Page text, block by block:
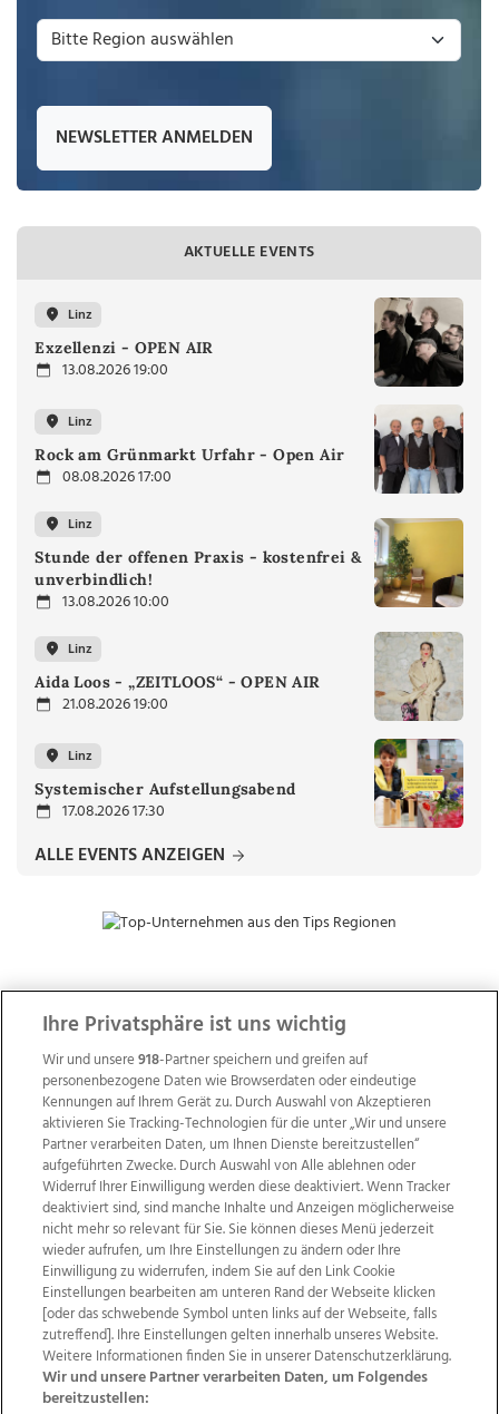
NEWSLETTER ANMELDEN
AKTUELLE EVENTS
Linz
Exzellenzi - OPEN AIR
13.08.2026 19:00
Linz
Rock am Grünmarkt Urfahr - Open Air
08.08.2026 17:00
Linz
Stunde der offenen Praxis - kostenfrei &
unverbindlich!
13.08.2026 10:00
Linz
Aida Loos - „ZEITLOOS“ - OPEN AIR
21.08.2026 19:00
Linz
Systemischer Aufstellungsabend
17.08.2026 17:30
ALLE EVENTS ANZEIGEN
ZUR NACHRICHTENÜBERSICHT
Wir über uns Mediadaten Kontakt
Jobs
Datenschutz
Impressum
AGB Anzeigekunden
AGB Website
Ehrenkodex Politische Werbung
Ihre Privatsphäre ist uns wichtig
Wir und unsere918-Partner speichern und greifen auf
personenbezogene Daten wie Browserdaten oder eindeutige
Kennungen auf Ihrem Gerät zu. Durch Auswahl von Akzeptieren
aktivieren Sie Tracking-Technologien für die unter „Wir und unsere
Partner verarbeiten Daten, um Ihnen Dienste bereitzustellen“
aufgeführten Zwecke. Durch Auswahl von Alle ablehnen oder
Widerruf Ihrer Einwilligung werden diese deaktiviert. Wenn Tracker
deaktiviert sind, sind manche Inhalte und Anzeigen möglicherweise
nicht mehr so relevant für Sie. Sie können dieses Menü jederzeit
wieder aufrufen, um Ihre Einstellungen zu ändern oder Ihre
Einwilligung zu widerrufen, indem Sie auf den Link Cookie
Einstellungen bearbeiten am unteren Rand der Webseite klicken
[oder das schwebende Symbol unten links auf der Webseite, falls
zutreffend]. Ihre Einstellungen gelten innerhalb unseres Website.
Weitere Informationen finden Sie in unserer Datenschutzerklärung.
Wir und unsere Partner verarbeiten Daten, um Folgendes
bereitzustellen: